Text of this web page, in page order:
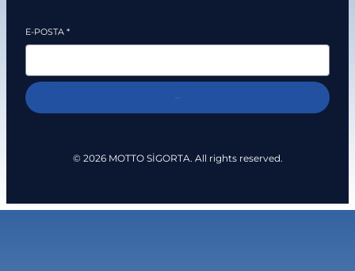
E-POSTA *
© 2026 MOTTO SİGORTA. All rights reserved.